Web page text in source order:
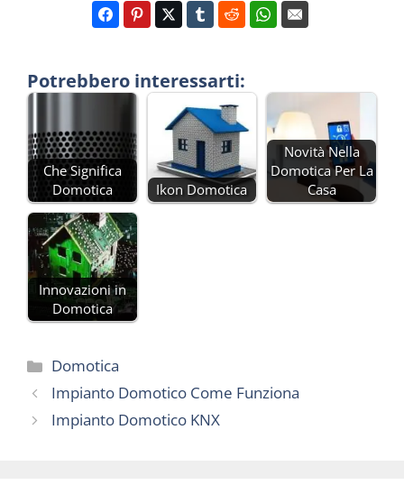
Potrebbero interessarti:
Che Significa
Domotica
Ikon Domotica
Novità Nella
Domotica Per La
Casa
Innovazioni in
Domotica
Categorie
Domotica
Impianto Domotico Come Funziona
Impianto Domotico KNX